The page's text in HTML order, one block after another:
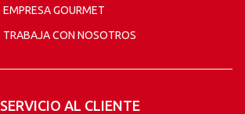
EMPRESA GOURMET
TRABAJA CON NOSOTROS
SERVICIO AL CLIENTE